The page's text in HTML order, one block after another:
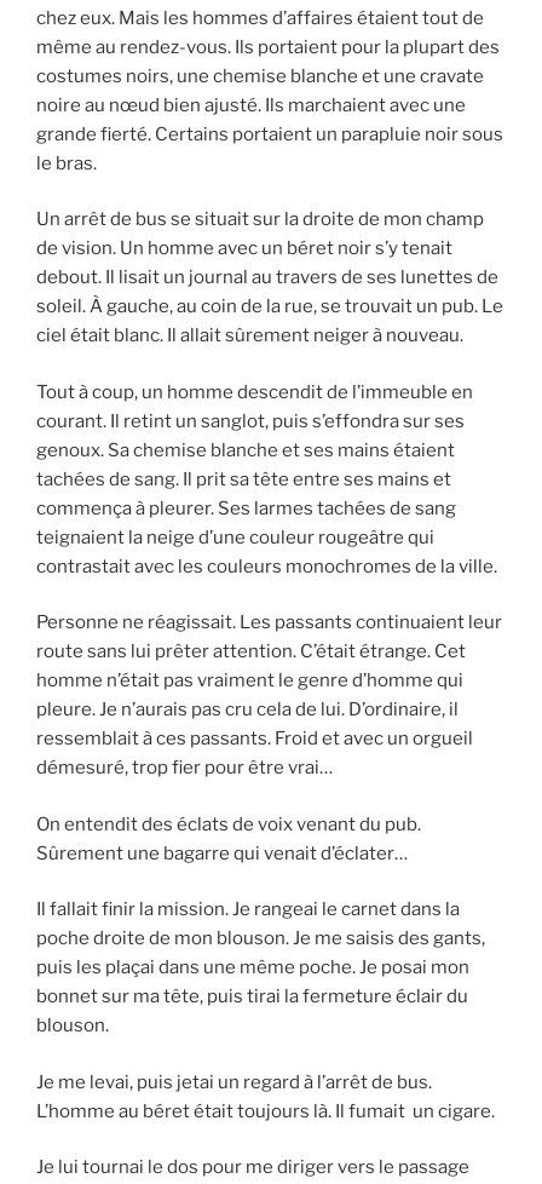
chez eux. Mais les hommes d’affaires étaient tout de
même au rendez-vous. Ils portaient pour la plupart des
costumes noirs, une chemise blanche et une cravate
noire au nœud bien ajusté. Ils marchaient avec une
grande fierté. Certains portaient un parapluie noir sous
le bras.
Un arrêt de bus se situait sur la droite de mon champ
de vision. Un homme avec un béret noir s’y tenait
debout. Il lisait un journal au travers de ses lunettes de
soleil. À gauche, au coin de la rue, se trouvait un pub. Le
ciel était blanc. Il allait sûrement neiger à nouveau.
Tout à coup, un homme descendit de l’immeuble en
courant. Il retint un sanglot, puis s’effondra sur ses
genoux. Sa chemise blanche et ses mains étaient
tachées de sang. Il prit sa tête entre ses mains et
commença à pleurer. Ses larmes tachées de sang
teignaient la neige d’une couleur rougeâtre qui
contrastait avec les couleurs monochromes de la ville.
Personne ne réagissait. Les passants continuaient leur
route sans lui prêter attention. C’était étrange. Cet
homme n’était pas vraiment le genre d’homme qui
pleure. Je n’aurais pas cru cela de lui. D’ordinaire, il
ressemblait à ces passants. Froid et avec un orgueil
démesuré, trop fier pour être vrai…
On entendit des éclats de voix venant du pub.
Sûrement une bagarre qui venait d’éclater…
Il fallait finir la mission. Je rangeai le carnet dans la
poche droite de mon blouson. Je me saisis des gants,
puis les plaçai dans une même poche. Je posai mon
bonnet sur ma tête, puis tirai la fermeture éclair du
blouson.
Je me levai, puis jetai un regard à l’arrêt de bus.
L’homme au béret était toujours là. Il fumait un cigare.
Je lui tournai le dos pour me diriger vers le passage